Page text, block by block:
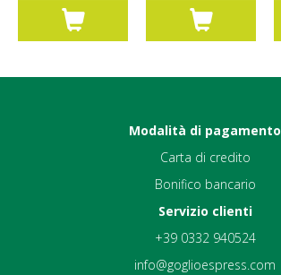
Modalità di pagamento
Carta di credito
Bonifico bancario
Servizio clienti
+39 0332 940524
info@goglioespress.com